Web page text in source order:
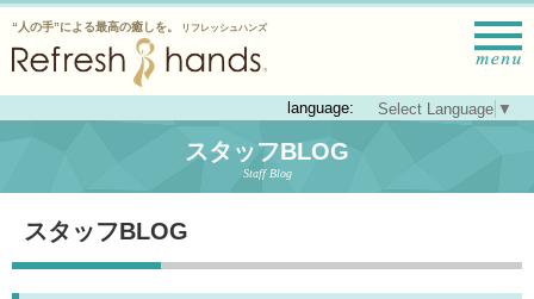
“人の手”による最高の癒しを。 リフレッシュハンズ
language: Select Language ▼
スタッフBLOG
Staff Blog
スタッフBLOG